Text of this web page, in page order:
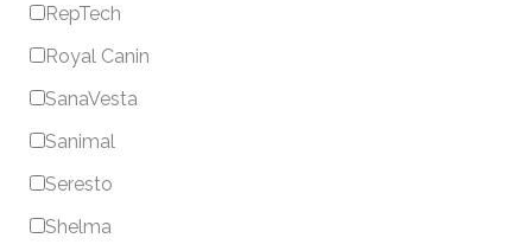
RepTech
Royal Canin
SanaVesta
Sanimal
Seresto
Shelma